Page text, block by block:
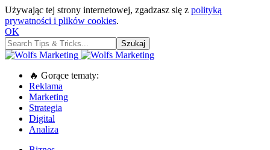
Używając tej strony internetowej, zgadzasz się z polityką
prywatności i plików cookies.
OK
🔥 Gorące tematy:
Reklama
Marketing
Strategia
Digital
Analiza